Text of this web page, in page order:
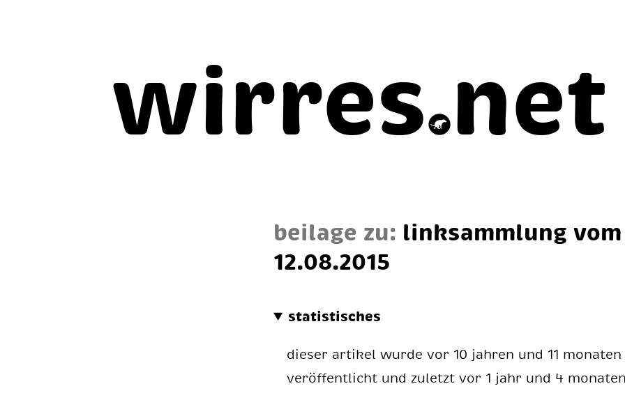
wirres net
beilage zu: link­samm­lung vom
12.08.2015
statistisches
dieser artikel wurde vor 10 jahren und 11 monaten
veröffentlicht und zuletzt vor 1 jahr und 4 monaten